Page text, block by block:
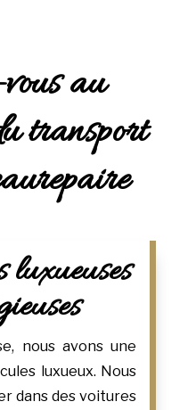
au
transport
luxueuses
nous avons une
luxueux. Nous
dans des voitures